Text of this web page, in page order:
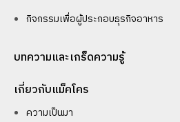
กิจกรรมเพื่อผู้ประกอบธุรกิจอาหาร
บทความและเกร็ดความรู้
เกี่ยวกับแม็คโคร
ความเป็นมา